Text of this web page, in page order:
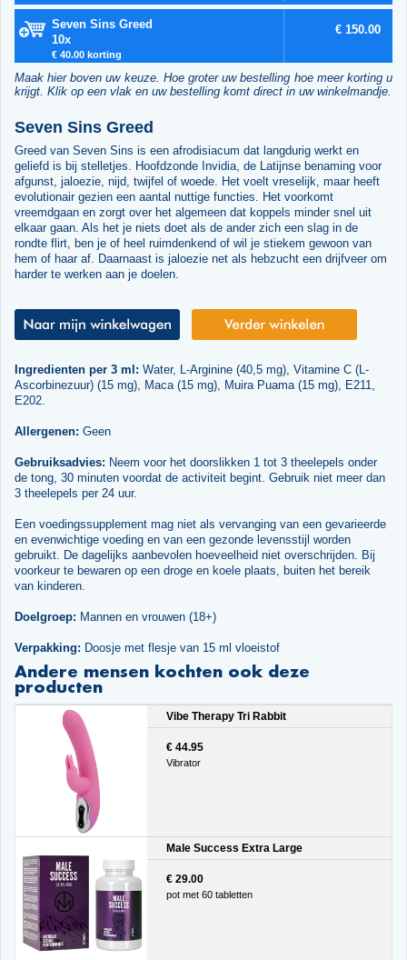
Seven Sins Greed
10x
€ 40.00 korting
€ 150.00
Maak hier boven uw keuze. Hoe groter uw bestelling hoe meer korting u
krijgt. Klik op een vlak en uw bestelling komt direct in uw winkelmandje.
Seven Sins Greed
Greed van Seven Sins is een afrodisiacum dat langdurig werkt en
geliefd is bij stelletjes. Hoofdzonde Invidia, de Latijnse benaming voor
afgunst, jaloezie, nijd, twijfel of woede. Het voelt vreselijk, maar heeft
evolutionair gezien een aantal nuttige functies. Het voorkomt
vreemdgaan en zorgt over het algemeen dat koppels minder snel uit
elkaar gaan. Als het je niets doet als de ander zich een slag in de
rondte flirt, ben je of heel ruimdenkend of wil je stiekem gewoon van
hem of haar af. Daarnaast is jaloezie net als hebzucht een drijfveer om
harder te werken aan je doelen.
Ingredienten per 3 ml: Water, L-Arginine (40,5 mg), Vitamine C (L-
Ascorbinezuur) (15 mg), Maca (15 mg), Muira Puama (15 mg), E211,
E202.
Allergenen: Geen
Gebruiksadvies: Neem voor het doorslikken 1 tot 3 theelepels onder
de tong, 30 minuten voordat de activiteit begint. Gebruik niet meer dan
3 theelepels per 24 uur.
Een voedingssupplement mag niet als vervanging van een gevarieerde
en evenwichtige voeding en van een gezonde levensstijl worden
gebruikt. De dagelijks aanbevolen hoeveelheid niet overschrijden. Bij
voorkeur te bewaren op een droge en koele plaats, buiten het bereik
van kinderen.
Doelgroep: Mannen en vrouwen (18+)
Verpakking: Doosje met flesje van 15 ml vloeistof
Andere mensen kochten ook deze
producten
Vibe Therapy Tri Rabbit
€ 44.95
Vibrator
Male Success Extra Large
€ 29.00
pot met 60 tabletten